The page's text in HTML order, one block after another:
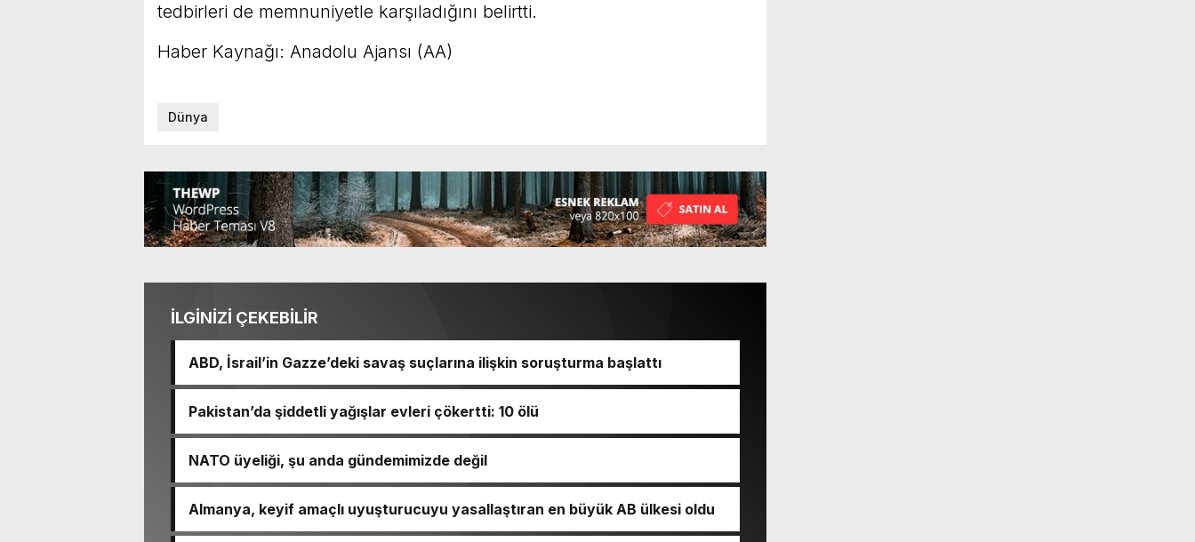
tedbirleri de memnuniyetle karşıladığını belirtti.
Haber Kaynağı: Anadolu Ajansı (AA)
Dünya
İLGİNİZİ ÇEKEBİLİR
ABD, İsrail’in Gazze’deki savaş suçlarına ilişkin soruşturma başlattı
Pakistan’da şiddetli yağışlar evleri çökertti: 10 ölü
NATO üyeliği, şu anda gündemimizde değil
Almanya, keyif amaçlı uyuşturucuyu yasallaştıran en büyük AB ülkesi oldu